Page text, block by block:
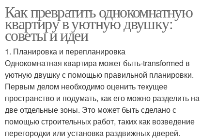
Как превратить однокомнатную
квартиру в уютную двушку:
советы и идеи
1. Планировка и перепланировка
Однокомнатная квартира может быть-transformed в
уютную двушку с помощью правильной планировки.
Первым делом необходимо оценить текущее
пространство и подумать, как его можно разделить на
две отдельные зоны. Это может быть сделано с
помощью строительных работ, таких как возведение
перегородки или установка раздвижных дверей.